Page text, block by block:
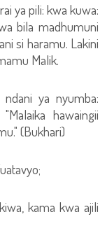
ya pili: kwa kuwa:
bila madhumuni
si haramu. Lakini
Malik.
ya nyumba:
hawaingii
(Bukhari)
kama kwa ajili